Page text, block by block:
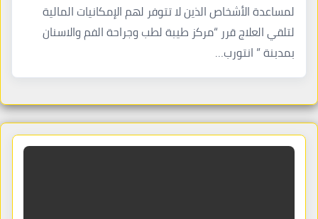
لمساعدة الأشخاص الذين لا تتوفر لهم الإمكانيات المالية
لتلقي العلاج قرر “مركز طيبة لطب وجراحة الفم والاسنان
بمدبنة ” انتورب…